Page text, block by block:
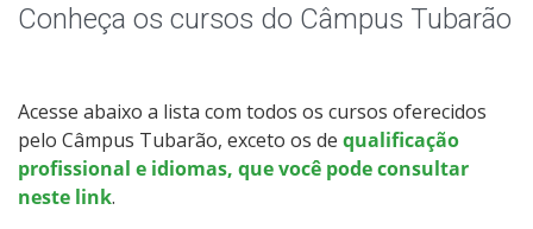
Graduação
Educação a Distância
Conheça os cursos do Câmpus Tubarão
Acesse abaixo a lista com todos os cursos oferecidos
pelo Câmpus Tubarão, exceto os de qualificação
profissional e idiomas, que você pode consultar
neste link.